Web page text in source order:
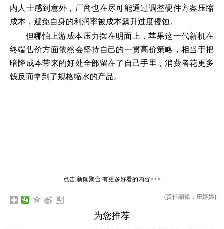
内人士感到意外，厂商也在尽可能通过调整硬件方案压缩
成本，避免自身的利润率被成本飙升过度侵蚀。
但哪怕上游成本压力摆在明面上，苹果这一代新机在
终端售价方面依然会坚持自己的一贯高价策略，相当于把
暗降成本带来的好处全部留在了自己手里，消费者花更多
钱反而拿到了规格缩水的产品。
点击 新闻聚合有更多好看的内容>>>
(责任编辑：庄婷婷)
为您推荐